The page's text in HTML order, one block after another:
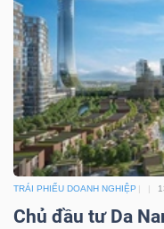
TRÁI PHIẾU DOANH NGHIỆP
Chủ đầu tư Da